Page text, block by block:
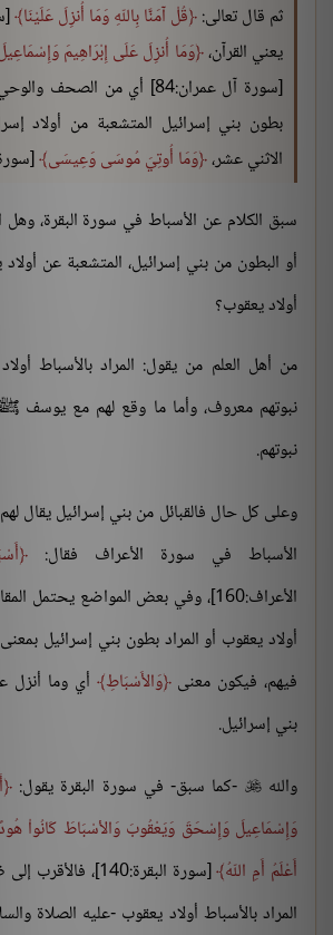
ثم قال تعالى: قُلْ آمَنَّا بِاللّهِ وَمَا أُنزِلَ عَلَيْنَا
يعني القرآن، وَمَا أُنزِلَ عَلَى إِبْرَاهِيمَ
[سورة آل عمران:84] أي من الصحف والوحي،
بطون بني إسرائيل المتشعبة من أولاد
الاثني عشر، وَمَا أُوتِيَ مُوسَى وَعِيسَى
سبق الكلام عن الأسباط في سورة البقرة، وهل
أو البطون من بني إسرائيل، المتشعبة عن أولاد
أولاد يعقوب؟
من أهل العلم من يقول: المراد بالأسباط
نبوتهم معروف، وأما ما وقع لهم مع يوسف ﷺ
نبوتهم.
وعلى كل حال فالقبائل من بني إسرائيل يقال
الأسباط في سورة الأعراف فقال:
الأعراف:160]، وفي بعض المواضع يحتمل
أولاد يعقوب أو المراد بطون بني إسرائيل بمعنى
فيهم، فيكون معنى وَالأَسْبَاطِ أي وما أنزل
بني إسرائيل.
والله -كما سبق- في سورة البقرة يقول:
وَإِسْمَاعِيلَ وَإِسْحَقَ وَيَعْقُوبَ وَالأسْبَاطَ كَانُواْ
أَعْلَمُ أَمِ اللّهُ
[سورة البقرة:140]،
المراد بالأسباط أولاد يعقوب -عليه الصلاة